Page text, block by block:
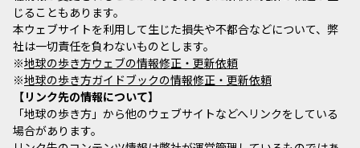
じることもあります。
本ウェブサイトを利用して生じた損失や不都合などについて、弊
社は一切責任を負わないものとします。
※地球の歩き方ウェブの情報修正・更新依頼
※地球の歩き方ガイドブックの情報修正・更新依頼
リンク先の情報について
「地球の歩き方」から他のウェブサイトなどへリンクをしている
場合があります。